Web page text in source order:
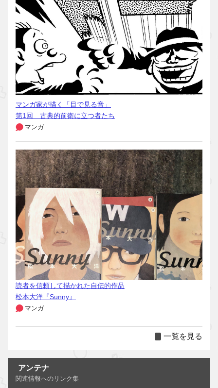
マンガ家が描く「目で見る音」
第1回 古典的前衛に立つ者たち
マンガ
読者を信頼して描かれた自伝的作品
松本大洋『Sunny』
マンガ
一覧を見る
アンテナ
関連情報へのリンク集